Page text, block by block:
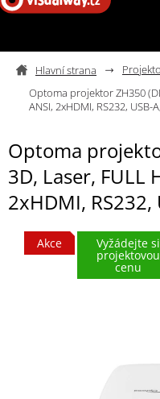
Přejít na obsah
Optoma projektor ZH350
ANSI, 2xHDMI, RS232, USB-
Optoma
3D, Laser, FULL
2xHDMI,
Akce Vyžádejte si
projektovou
cenu